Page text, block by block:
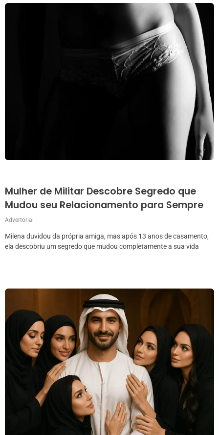
Mulher de Militar Descobre Segredo que
Mudou seu Relacionamento para Sempre
Advertorial
Milena duvidou da própria amiga, mas após 13 anos de casamento,
ela descobriu um segredo que mudou completamente a sua vida